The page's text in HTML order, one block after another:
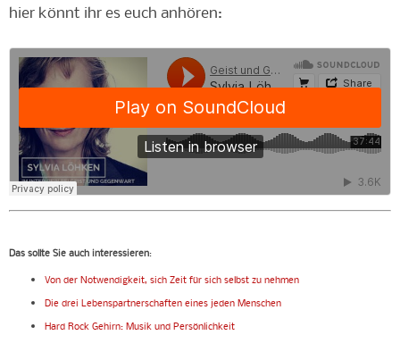
hier könnt ihr es euch anhören:
Das sollte Sie auch interessieren:
Von der Notwendigkeit, sich Zeit für sich selbst zu nehmen
Die drei Lebenspartnerschaften eines jeden Menschen
Hard Rock Gehirn: Musik und Persönlichkeit